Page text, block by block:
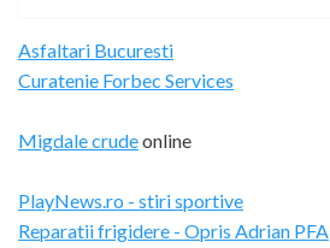
Asfaltari Bucuresti
Curatenie Forbec Services
Migdale crudeonline
PlayNews.ro - stiri sportive
Reparatii frigidere - Opris Adrian PFA